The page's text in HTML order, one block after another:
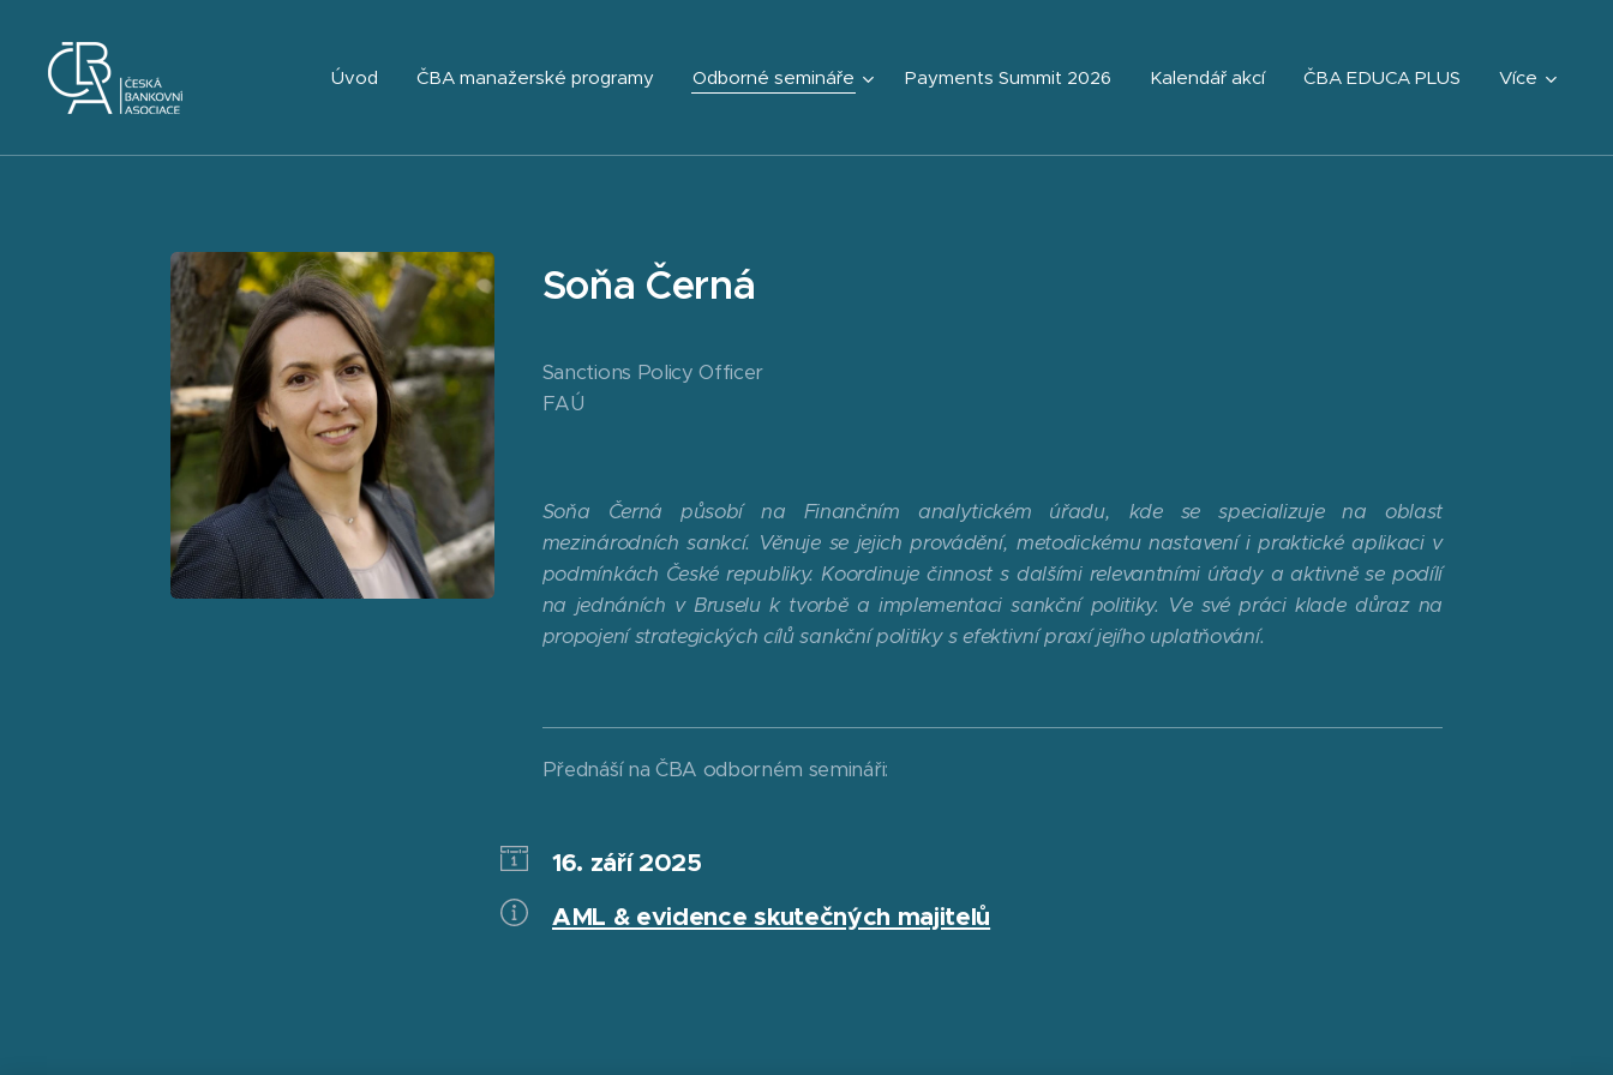
Úvod ČBA manažerské programy Odborné semináře Payments Summit 2026 Kalendář akcí ČBA EDUCA PLUS Více
Soňa Černá
Sanctions Policy Officer
FAÚ
Soňa Černá působí na Finančním analytickém úřadu, kde se specializuje na oblast
mezinárodních sankcí. Věnuje se jejich provádění, metodickému nastavení i praktické aplikaci v
podmínkách České republiky. Koordinuje činnost s dalšími relevantními úřady a aktivně se podílí
na jednáních v Bruselu k tvorbě a implementaci sankční politiky. Ve své práci klade důraz na
propojení strategických cílů sankční politiky s efektivní praxí jejího uplatňování.
Přednáší na ČBA odborném semináři:
16. září 2025
AML & evidence skutečných majitelů